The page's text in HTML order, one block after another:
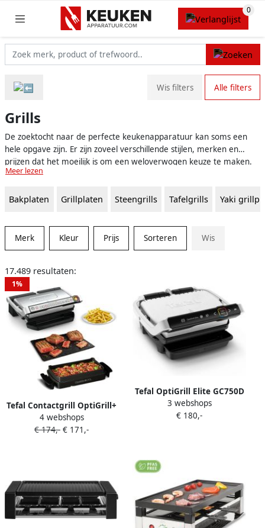
Wis filters Alle filters
Grills
De zoektocht naar de perfecte keukenapparatuur kan soms een
hele opgave zijn. Er zijn zoveel verschillende stijlen, merken en
prijzen dat het moeilijk is om een weloverwogen keuze te maken.
Gelukkig is er nu dé vergelijkingswebsite voor keukenapparatuur
eenvoudiger en sneller maakt. Een van de vele
ontdekken, zijn de zogenaamde 'grills'.
Meer lezen
Bakplaten Grillplaten Steengrills Tafelgrills Yaki
Merk Kleur Prijs Sorteren Wis
17.489 resultaten:
1%
Tefal Contactgrill OptiGrill+
XL incl. bakplaat
handmatige modus met 4
vaatwasmachinebestendige
platen gc724d
4 webshops
€ 174,- € 171,-
Tefal OptiGrill Elite GC750D
Intelligente Contactgrill 12
Automatische Programma's
grillstrepen 2000W RVS
3 webshops
€ 180,-